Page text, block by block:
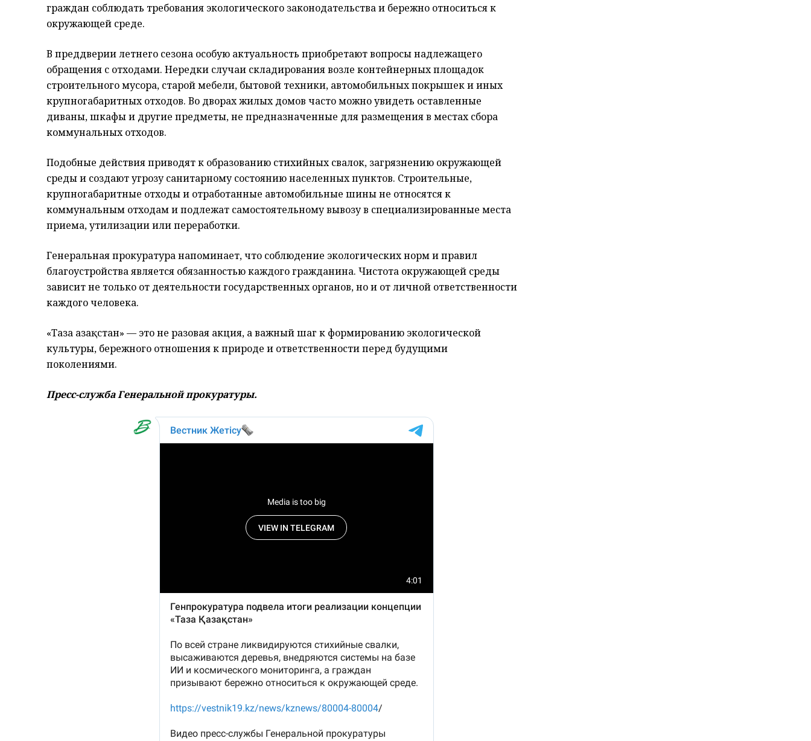
граждан соблюдать требования экологического законодательства и бережно относиться к
окружающей среде.
В преддверии летнего сезона особую актуальность приобретают вопросы надлежащего
обращения с отходами. Нередки случаи складирования возле контейнерных площадок
строительного мусора, старой мебели, бытовой техники, автомобильных покрышек и иных
крупногабаритных отходов. Во дворах жилых домов часто можно увидеть оставленные
диваны, шкафы и другие предметы, не предназначенные для размещения в местах сбора
коммунальных отходов.
Подобные действия приводят к образованию стихийных свалок, загрязнению окружающей
среды и создают угрозу санитарному состоянию населенных пунктов. Строительные,
крупногабаритные отходы и отработанные автомобильные шины не относятся к
коммунальным отходам и подлежат самостоятельному вывозу в специализированные места
приема, утилизации или переработки.
Генеральная прокуратура напоминает, что соблюдение экологических норм и правил
благоустройства является обязанностью каждого гражданина. Чистота окружающей среды
зависит не только от деятельности государственных органов, но и от личной ответственности
каждого человека.
«Таза Қазақстан» — это не разовая акция, а важный шаг к формированию экологической
культуры, бережного отношения к природе и ответственности перед будущими
поколениями.
Пресс-служба Генеральной прокуратуры.